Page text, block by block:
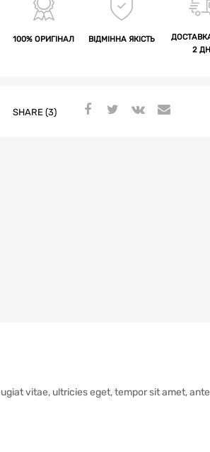
100% ОРИГІНАЛ ВІДМІННА ЯКІСТЬ
2 ДНІ
SHARE (3)
vitae, ultricies eget, tempor sit amet,